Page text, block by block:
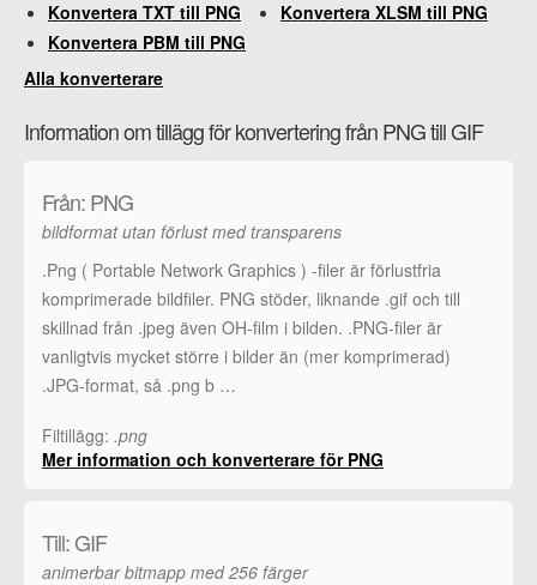
Konvertera TXT till PNG
Konvertera XLSM till PNG
Konvertera PBM till PNG
Alla konverterare
Information om tillägg för konvertering från PNG till GIF
Från: PNG
bildformat utan förlust med transparens
.Png ( Portable Network Graphics ) -filer är förlustfria
komprimerade bildfiler. PNG stöder, liknande .gif och till
skillnad från .jpeg även OH-film i bilden. .PNG-filer är
vanligtvis mycket större i bilder än (mer komprimerad)
.JPG-format, så .png b …
Filtillägg: .png
Mer information och konverterare för PNG
Till: GIF
animerbar bitmapp med 256 färger